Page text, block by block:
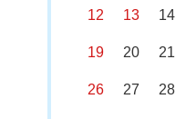
12 13 14
19 20 21
26 27 28